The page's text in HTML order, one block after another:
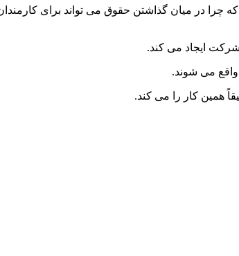
در میان گذاشتن حقوق می تواند برای
ایجاد می کند.
واقع می شوند.
همین کار را می کند.